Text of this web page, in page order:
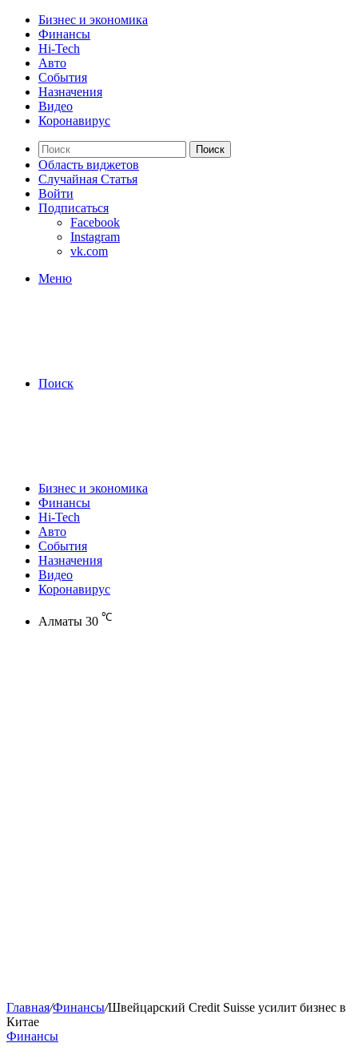
Бизнес и экономика
Финансы
Hi-Tech
Авто
События
Назначения
Видео
Коронавирус
Поиск
Область виджетов
Случайная Статья
Войти
Подписаться
Facebook
Instagram
vk.com
Меню
Поиск
Бизнес и экономика
Финансы
Hi-Tech
Авто
События
Назначения
Видео
Коронавирус
Алматы 30 ℃
Главная/Финансы/Швейцарский Credit Suisse усилит бизнес в
Китае
Финансы